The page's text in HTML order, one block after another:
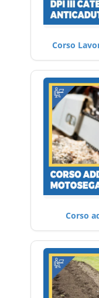
Corso
Corso